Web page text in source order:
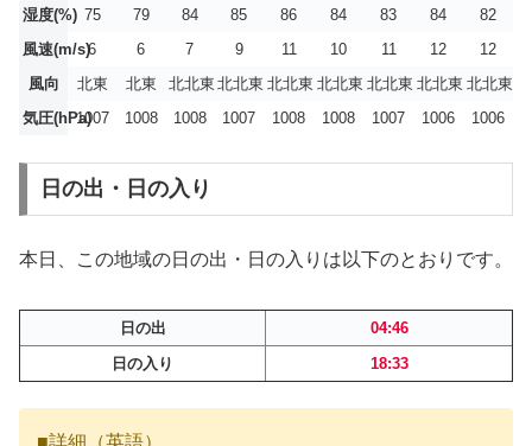
湿度(%) 75 79 84 85 86 84 83 84
82
風速(m/s)6 6 7 9 11 10 11 12
12
風向
北東 北東 北北東 北北東 北北東 北北東 北北東 北北東 北北東
気圧(hPa)1007 1008 1008 1007 1008 1008 1007 1006 1006
日の出・日の入り
本日、この地域の日の出・日の入りは以下のとおりです。
日の出
04:46
日の入り
18:33